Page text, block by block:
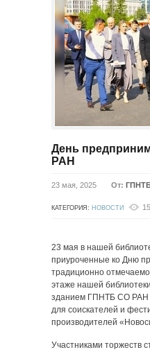
День
РАН
23 мая, 2025 От:
КАТЕГОРИЯ: НОВОСТИ
23 мая в нашей
приуроченные ко Дню
традиционно
этаже нашей
зданием ГПНТБ СО РАН
для соискателей и
производителей
Участниками торжеств